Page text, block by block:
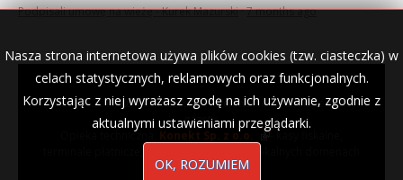
Podpisali umowę na wieżę - Kurek Mazurski·7 months ago
Nasza strona internetowa używa plików cookies (tzw. ciasteczka) w
celach statystycznych, reklamowych oraz funkcjonalnych.
Korzystając z niej wyrażasz zgodę na ich używanie, zgodnie z
aktualnymi ustawieniami przeglądarki.
OK, ROZUMIEM
© 2007–2018 Kurek Mazurski — archiwalne wydania lokalnej
gazety.
Opieka techniczna: Konekt Sp. z o.o.
- kasy fiskalne,